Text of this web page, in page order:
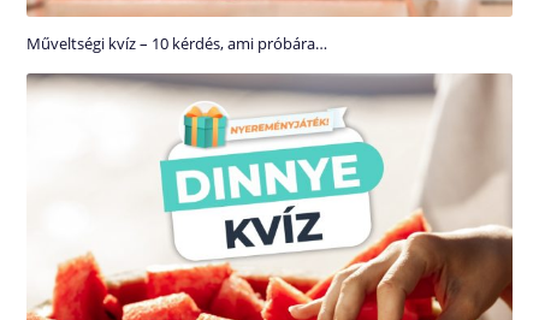
Műveltségi kvíz – 10 kérdés, ami próbára…